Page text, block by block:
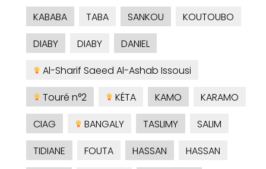
KABABA
TABA SANKOU
KOUTOUBO
DIABY
DIABY
DANIEL
Al-Sharif Saeed Al-Ashab Issousi
Touré n°2
KÉTA KAMO
KARAMO
CIAG
BANGALY TASLIMY
SALIM
TIDIANE
FOUTA HASSAN
HASSAN